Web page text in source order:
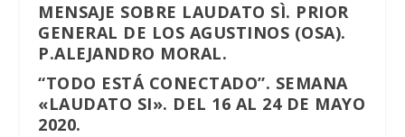
MENSAJE SOBRE LAUDATO SÌ. PRIOR
GENERAL DE LOS AGUSTINOS (OSA).
P.ALEJANDRO MORAL.
“TODO ESTÁ CONECTADO”. SEMANA
«LAUDATO SI». DEL 16 AL 24 DE MAYO
2020.